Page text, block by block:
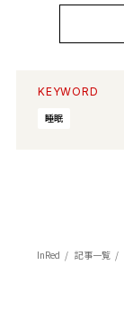
KEYWORD
睡眠
InRed 記事一覧